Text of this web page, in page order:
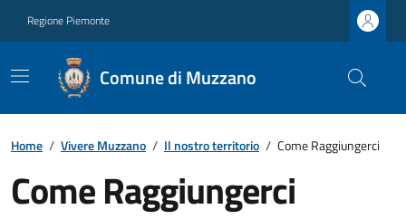
Regione Piemonte
Comune di Muzzano
Home / Vivere Muzzano / Il nostro territorio / Come Raggiungerci
Come Raggiungerci